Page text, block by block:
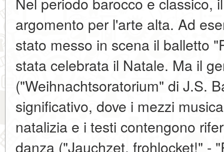
argomento per l'arte alta. Ad
stato messo in scena il balletto
stata celebrata il Natale. Ma il
("Weihnachtsoratorium" di J.S.
significativo, dove i mezzi
natalizia e i testi contengono
danza ("Jauchzet, frohlocket!" -